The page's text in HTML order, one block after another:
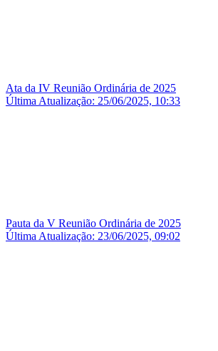
Ata da IV Reunião Ordinária de 2025
Última Atualização: 25/06/2025, 10:33
Pauta da V Reunião Ordinária de 2025
Última Atualização: 23/06/2025, 09:02